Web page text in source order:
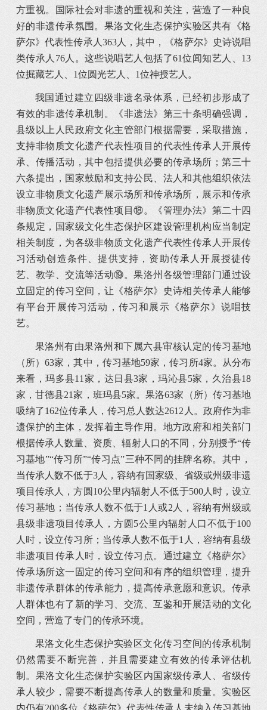
方重视。国际社会对非遗的重视和关注，营造了一种良
好的非遗传承氛围。果洛文化生态保护实验区共有《格
萨尔》代表性传承人363人，其中，《格萨尔》史诗说唱
类传承人76人。这些说唱艺人包括了61位闻知艺人、13
位掘藏艺人、1位圆光艺人、1位神授艺人。
我国通过建立四级非遗名录体系，已经初步形成了
有效的非遗传承机制。《非遗法》第三十条明确强调，
县级以上人民政府文化主管部门根据需要，采取措施，
支持非物质文化遗产代表性项目的代表性传承人开展传
承、传播活动，其中包括提供必要的传承场所；第三十
六条提出，国家鼓励和支持公民、法人和其他组织依法
设立非物质文化遗产展示场所和传承场所，展示和传承
非物质文化遗产代表性项目⑱。《管理办法》第二十四
条规定，国家级文化生态保护区建设管理机构应当制定
相关制度，为各级非物质文化遗产代表性传承人开展传
习活动创造条件、提供支持，资助传承人开展授徒传
艺、教学、交流等活动⑲。果洛州各级管理部门通过设
立固定的传习空间，让《格萨尔》史诗相关传承人能够
有平台开展传习活动，传习和展示《格萨尔》说唱技
艺。
果洛州有由果洛州和下属六县审核认定的传习基地
（所）63家，其中，传习基地59家，传习所4家。从分布
来看，玛多县11家，达日县3家，玛沁县5家，久治县18
家，甘德县21家，班玛县5家。果洛63家（所）传习基地
吸纳了162位传承人，传习总人数达2612人。政府作为非
遗保护的主体，发挥着主导作用。地方政府和相关部门
根据传承人数量、资质、辐射人口的不同，分别授予“传
习基地”“传习所”“传习点”三种不同的挂牌名称。其中，
当传承人数不低于3人，容纳有国家级、省级或州级非遗
项目传承人，方圆10公里内辐射人不低于500人时，设立
传习基地；当传承人数不低于1人或2人，容纳有州级或
县级非遗项目传承人，方圆5公里内辐射人口不低于100
人时，设立传习所；当传承人数不低于1人，容纳有县级
非遗项目传承人时，设立传习点。通过建立《格萨尔》
传承场所这一固定的传习空间和有序的组织管理，提升
非遗传承群体的传承能力，提高传承意愿和意识。传承
人群体也有了新的学习、交流、互鉴和开展活动的文化
空间，营造了专门的传承环境。
果洛文化生态保护实验区文化传习空间的传承机制
仍然需要不断完善，并且需要建立有效的传承评估机
制。果洛文化生态保护实验区内国家级传承人、省级传
承人较少，需要不断提高传承人的数量和质量。实验区